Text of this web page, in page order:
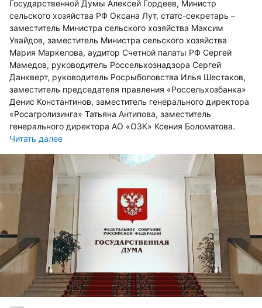
Государственной Думы Алексей Гордеев, Министр
сельского хозяйства РФ Оксана Лут, статс-секретарь –
заместитель Министра сельского хозяйства Максим
Увайдов, заместитель Министра сельского хозяйства
Мария Маркелова, аудитор Счетной палаты РФ Сергей
Мамедов, руководитель Россельхознадзора Сергей
Данкверт, руководитель Росрыболовства Илья Шестаков,
заместитель председателя правления «Россельхозбанка»
Денис Константинов, заместитель генерального директора
«Росагролизинга» Татьяна Антипова, заместитель
генерального директора АО «ОЗК» Ксения Боломатова.
Читать далее